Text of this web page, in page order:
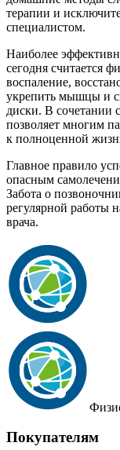
терапии и
специалистом.
Наиболее
сегодня считается
воспаление,
укрепить мышцы и
диски. В сочетании
позволяет многим
к полноценной
Главное правило
опасным
Забота о
регулярной работы
врача.
Покупателям